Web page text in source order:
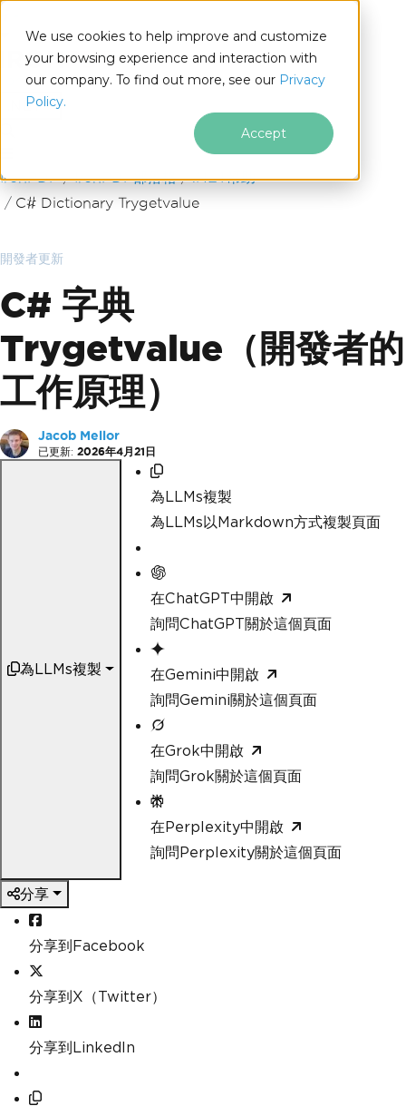
We use cookies to help improve and customize
your browsing experience and interaction with
our company. To find out more, see our Privacy
Policy.
Accept
.NET
跳至頁尾內容
IronPDF IronPDF部落格
.NET幫助
C# Dictionary Trygetvalue
開發者更新
C# 字典
Trygetvalue（開發者的
工作原理）
Jacob Mellor
已更新: 2026年4月21日
為LLMs複製
為LLMs複製
為LLMs以Markdown方式複製頁面
在ChatGPT中開啟
詢問ChatGPT關於這個頁面
在Gemini中開啟
詢問Gemini關於這個頁面
在Grok中開啟
詢問Grok關於這個頁面
在Perplexity中開啟
詢問Perplexity關於這個頁面
分享
分享到Facebook
分享到X（Twitter）
分享到LinkedIn